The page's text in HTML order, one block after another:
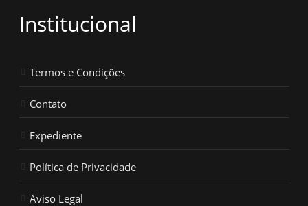
Institucional
Termos e Condições
Contato
Expediente
Política de Privacidade
Aviso Legal